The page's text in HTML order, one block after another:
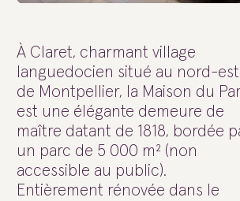
À Claret, charmant village
languedocien situé au nord-est
de Montpellier, la Maison du
est une élégante demeure de
maître datant de 1818, bordée
un parc de 5 000 m² (non
accessible au public).
Entièrement rénovée dans le